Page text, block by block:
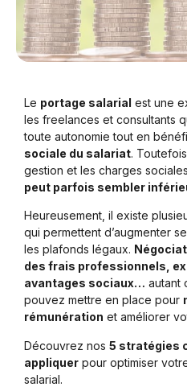
Le portage salarial est une
les freelances et consultants
toute autonomie tout en
sociale du salariat.
gestion et les charges
peut parfois sembler
Heureusement, il existe
qui permettent d’augmenter
les plafonds légaux.
des frais professionnels,
avantages sociaux… autant
pouvez mettre en place pour
rémunération et améliorer
Découvrez nos 5 stratégies
appliquer pour optimiser
salarial.